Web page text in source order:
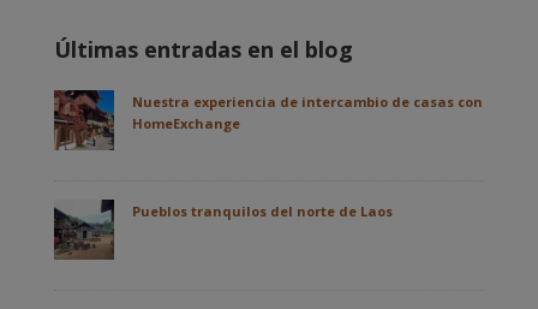
Últimas entradas en el blog
Nuestra experiencia de intercambio de casas con
HomeExchange
Pueblos tranquilos del norte de Laos